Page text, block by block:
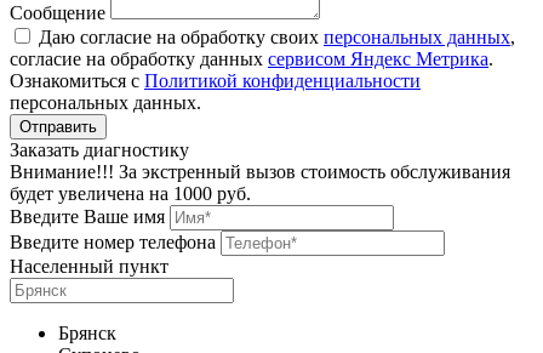
Сообщение
Даю согласие на обработку своих персональных данных,
согласие на обработку данных сервисом Яндекс Метрика.
Ознакомиться с Политикой конфиденциальности
персональных данных.
Заказать диагностику
Внимание!!! За экстренный вызов стоимость обслуживания
будет увеличена на 1000 руб.
Введите Ваше имя
Введите номер телефона
Населенный пункт
Брянск